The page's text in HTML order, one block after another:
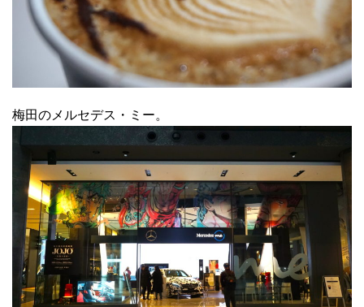
梅田のメルセデス・ミー。